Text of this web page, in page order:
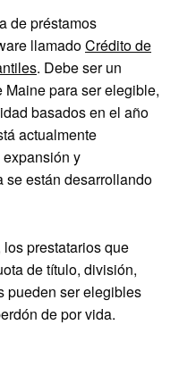
de préstamos
llamadoCrédito de
. Debe ser un
para ser elegible,
basados en el año
actualmente
y
se están desarrollando
prestatarios que
de título, división,
pueden ser elegibles
de por vida.